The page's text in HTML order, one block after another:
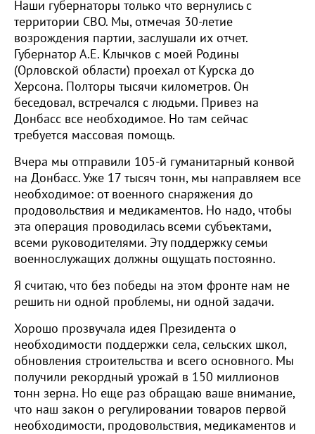
Наши губернаторы только что вернулись с
территории СВО. Мы, отмечая 30-летие
возрождения партии, заслушали их отчет.
Губернатор А.Е. Клычков с моей Родины
(Орловской области) проехал от Курска до
Херсона. Полторы тысячи километров. Он
беседовал, встречался с людьми. Привез на
Донбасс все необходимое. Но там сейчас
требуется массовая помощь.
Вчера мы отправили 105-й гуманитарный конвой
на Донбасс. Уже 17 тысяч тонн, мы направляем все
необходимое: от военного снаряжения до
продовольствия и медикаментов. Но надо, чтобы
эта операция проводилась всеми субъектами,
всеми руководителями. Эту поддержку семьи
военнослужащих должны ощущать постоянно.
Я считаю, что без победы на этом фронте нам не
решить ни одной проблемы, ни одной задачи.
Хорошо прозвучала идея Президента о
необходимости поддержки села, сельских школ,
обновления строительства и всего основного. Мы
получили рекордный урожай в 150 миллионов
тонн зерна. Но еще раз обращаю ваше внимание,
что наш закон о регулировании товаров первой
необходимости, продовольствия, медикаментов и